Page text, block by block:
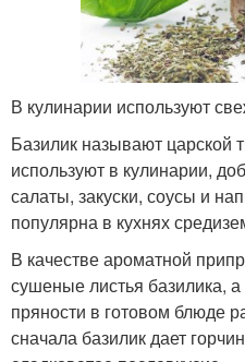
В кулинарии используют
Базилик называют царской
используют в кулинарии,
салаты, закуски, соусы и
популярна в кухнях
В качестве ароматной
сушеные листья базилика,
пряности в готовом блюде
сначала базилик дает